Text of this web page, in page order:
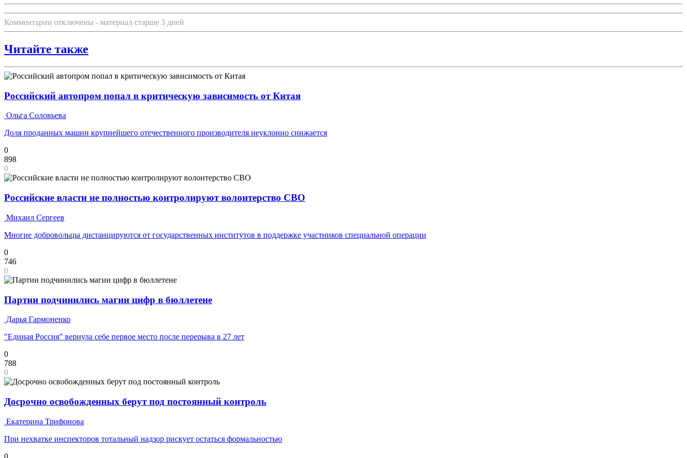
Комментарии отключены - материал старше 3 дней
Читайте также
Российский автопром попал в критическую зависимость от Китая
Ольга Соловьева
Доля проданных машин крупнейшего отечественного производителя неуклонно снижается
0
898
0
Российские власти не полностью контролируют волонтерство СВО
Михаил Сергеев
Многие добровольцы дистанцируются от государственных институтов в поддержке участников специальной операции
0
746
0
Партии подчинились магии цифр в бюллетене
Дарья Гармоненко
"Единая Россия" вернула себе первое место после перерыва в 27 лет
0
788
0
Досрочно освобожденных берут под постоянный контроль
Екатерина Трифонова
При нехватке инспекторов тотальный надзор рискует остаться формальностью
0